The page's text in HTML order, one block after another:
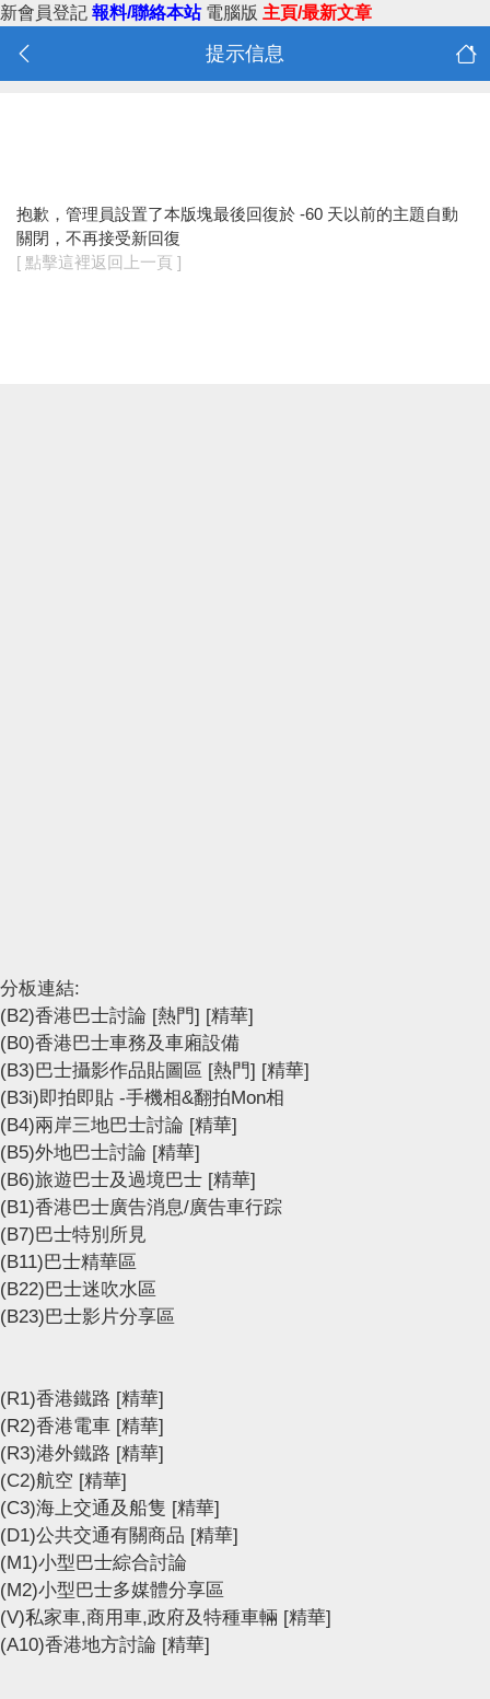
新會員登記 報料/聯絡本站 電腦版 主頁/最新文章
提示信息
抱歉，管理員設置了本版塊最後回復於 -60 天以前的主題自動
關閉，不再接受新回復
[ 點擊這裡返回上一頁 ]
分板連結:
(B2)香港巴士討論 [熱門] [精華]
(B0)香港巴士車務及車廂設備
(B3)巴士攝影作品貼圖區 [熱門] [精華]
(B3i)即拍即貼 -手機相&翻拍Mon相
(B4)兩岸三地巴士討論 [精華]
(B5)外地巴士討論 [精華]
(B6)旅遊巴士及過境巴士 [精華]
(B1)香港巴士廣告消息/廣告車行踪
(B7)巴士特別所見
(B11)巴士精華區
(B22)巴士迷吹水區
(B23)巴士影片分享區
(R1)香港鐵路 [精華]
(R2)香港電車 [精華]
(R3)港外鐵路 [精華]
(C2)航空 [精華]
(C3)海上交通及船隻 [精華]
(D1)公共交通有關商品 [精華]
(M1)小型巴士綜合討論
(M2)小型巴士多媒體分享區
(V)私家車,商用車,政府及特種車輛 [精華]
(A10)香港地方討論 [精華]